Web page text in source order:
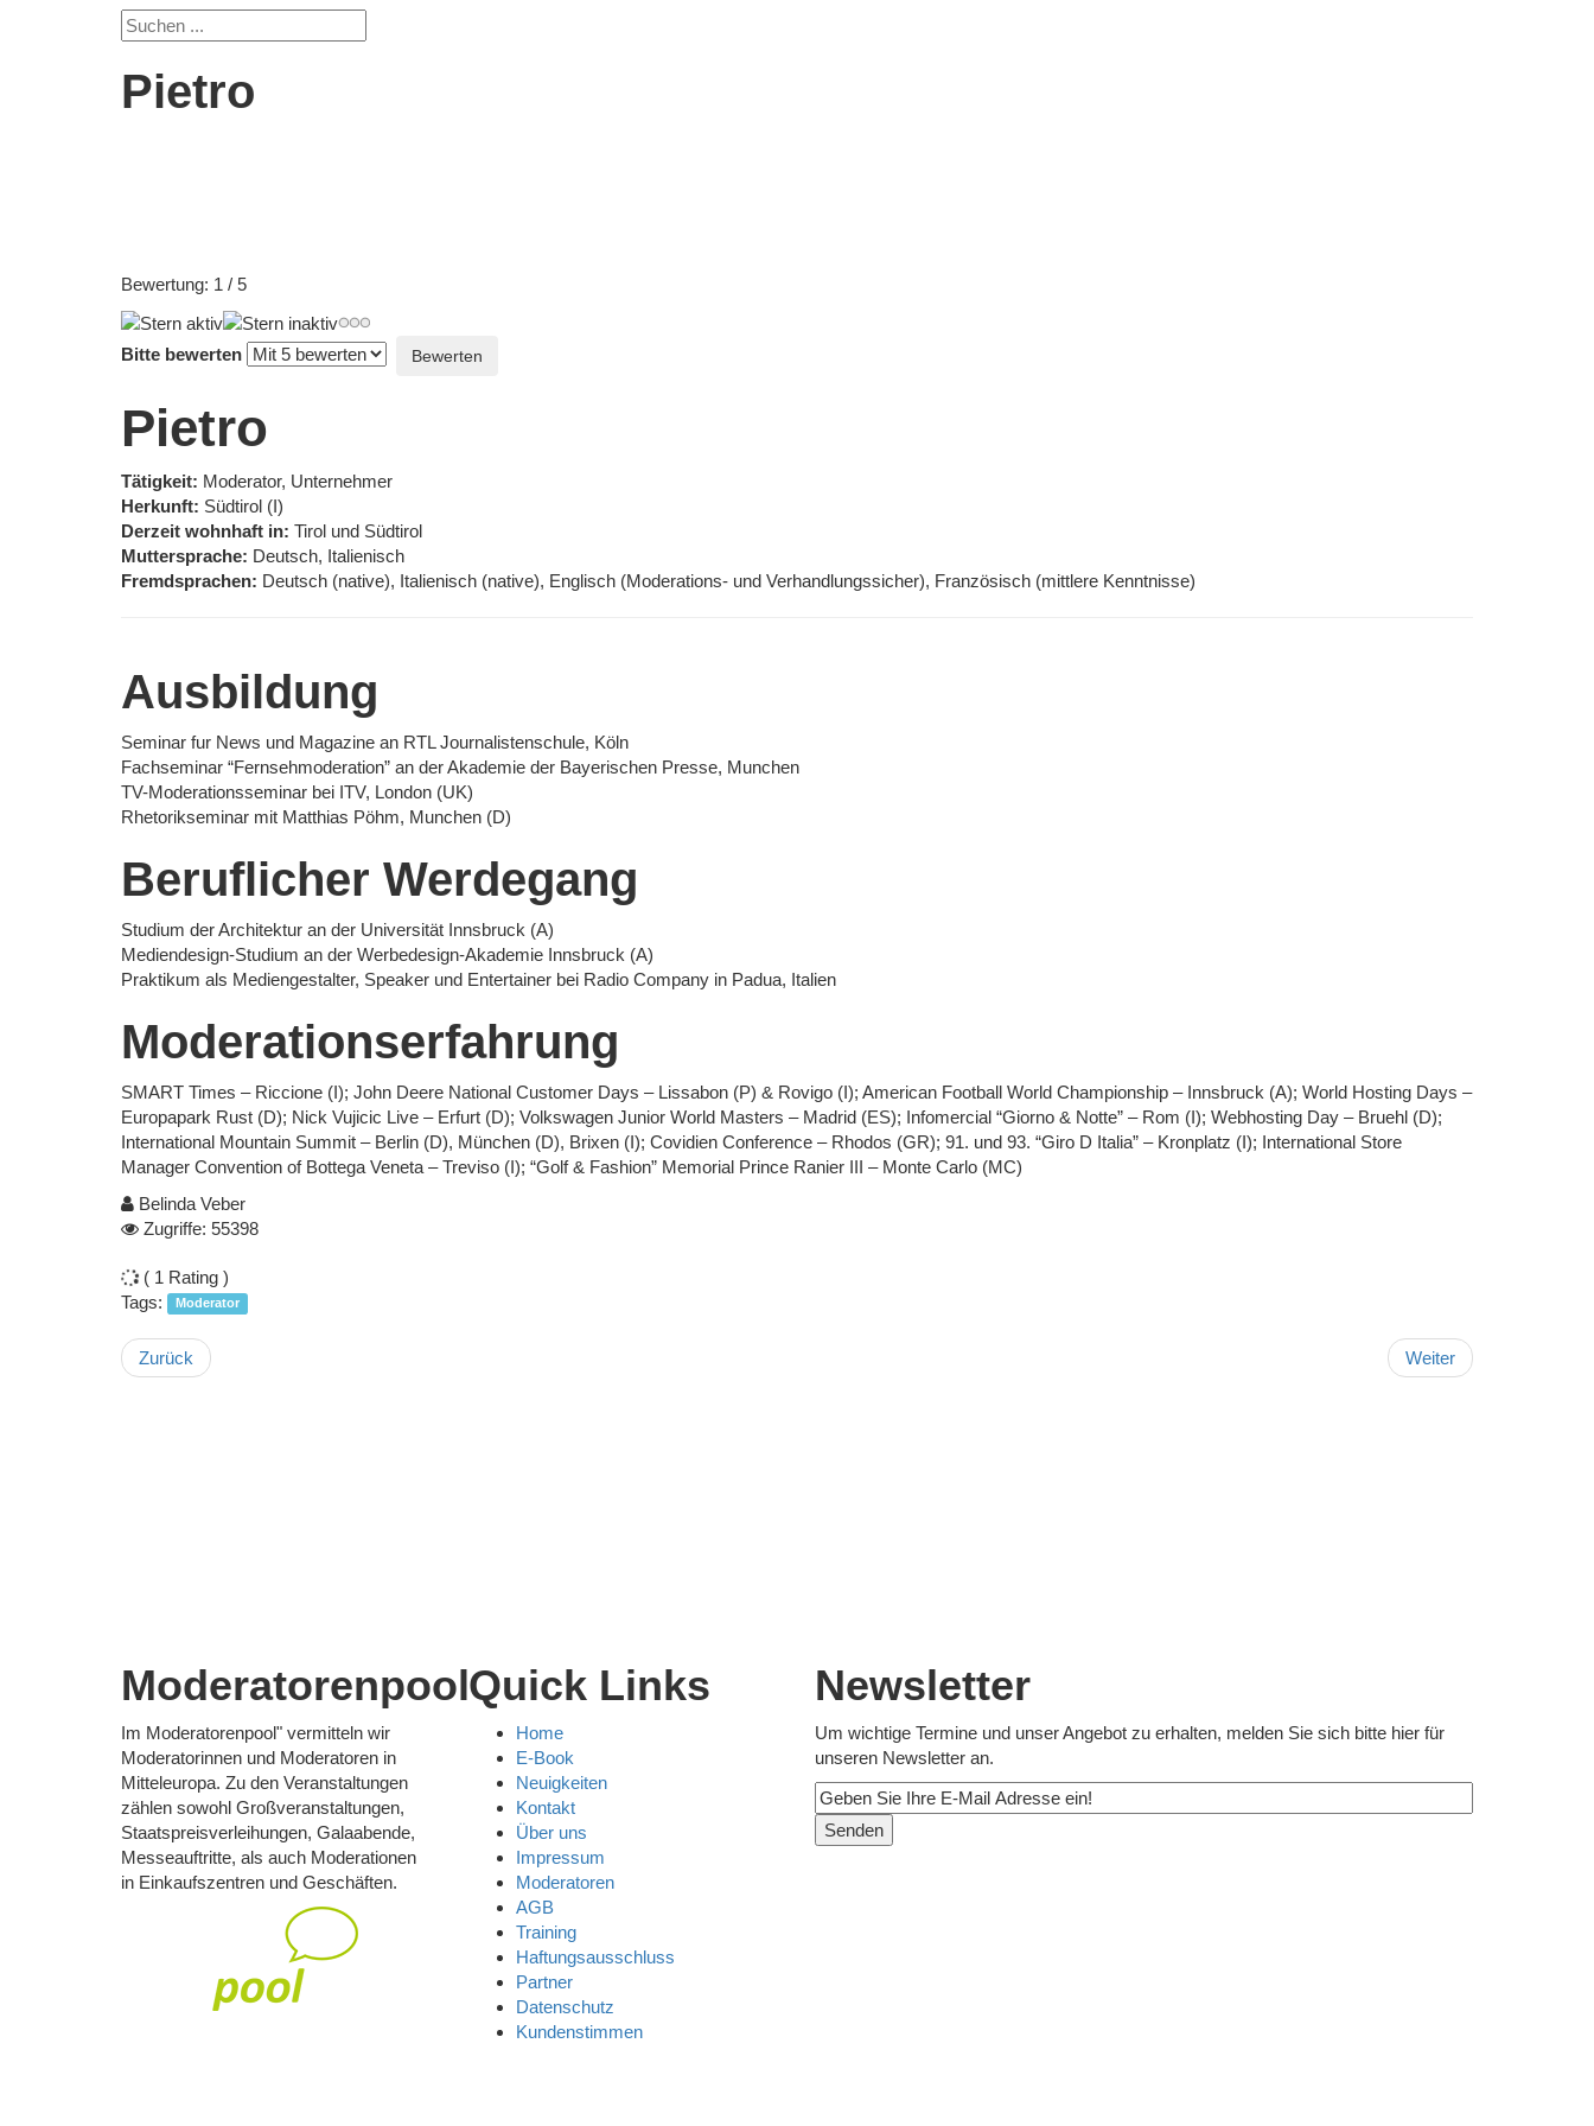
Pietro
Bewertung: 1 / 5
Bitte bewerten
Pietro
Tätigkeit: Moderator, Unternehmer
Herkunft: Südtirol (I)
Derzeit wohnhaft in: Tirol und Südtirol
Muttersprache: Deutsch, Italienisch
Fremdsprachen: Deutsch (native), Italienisch (native), Englisch (Moderations- und Verhandlungssicher), Französisch (mittlere Kenntnisse)
Ausbildung
Seminar fur News und Magazine an RTL Journalistenschule, Köln
Fachseminar “Fernsehmoderation” an der Akademie der Bayerischen Presse, Munchen
TV-Moderationsseminar bei ITV, London (UK)
Rhetorikseminar mit Matthias Pöhm, Munchen (D)
Beruflicher Werdegang
Studium der Architektur an der Universität Innsbruck (A)
Mediendesign-Studium an der Werbedesign-Akademie Innsbruck (A)
Praktikum als Mediengestalter, Speaker und Entertainer bei Radio Company in Padua, Italien
Moderationserfahrung
SMART Times – Riccione (I); John Deere National Customer Days – Lissabon (P) & Rovigo (I); American Football World Championship – Innsbruck (A); World Hosting Days –
Europapark Rust (D); Nick Vujicic Live – Erfurt (D); Volkswagen Junior World Masters – Madrid (ES); Infomercial “Giorno & Notte” – Rom (I); Webhosting Day – Bruehl (D);
International Mountain Summit – Berlin (D), München (D), Brixen (I); Covidien Conference – Rhodos (GR); 91. und 93. “Giro D Italia” – Kronplatz (I); International Store
Manager Convention of Bottega Veneta – Treviso (I); “Golf & Fashion” Memorial Prince Ranier III – Monte Carlo (MC)
Belinda Veber
Zugriffe: 55398
( 1 Rating )
Tags:
Moderator
Zurück Weiter
Moderatorenpool
Im Moderatorenpool" vermitteln wir
Moderatorinnen und Moderatoren in
Mitteleuropa. Zu den Veranstaltungen
zählen sowohl Großveranstaltungen,
Staatspreisverleihungen, Galaabende,
Messeauftritte, als auch Moderationen
in Einkaufszentren und Geschäften.
Quick Links
Home
E-Book
Neuigkeiten
Kontakt
Über uns
Impressum
Moderatoren
AGB
Training
Haftungsausschluss
Partner
Datenschutz
Kundenstimmen
Newsletter
Um wichtige Termine und unser Angebot zu erhalten, melden Sie sich bitte hier für
unseren Newsletter an.
Senden